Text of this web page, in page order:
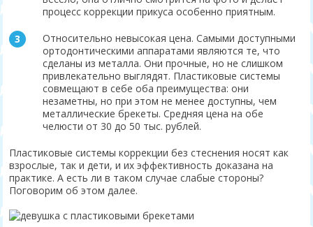
процесс коррекции прикуса особенно приятным.
Относительно невысокая цена. Самыми доступными
ортодонтическими аппаратами являются те, что
сделаны из металла. Они прочные, но не слишком
привлекательно выглядят. Пластиковые системы
совмещают в себе оба преимущества: они
незаметны, но при этом не менее доступны, чем
металлические брекеты. Средняя цена на обе
челюсти от 30 до 50 тыс. рублей.
Пластиковые системы коррекции без стеснения носят как
взрослые, так и дети, и их эффективность доказана на
практике. А есть ли в таком случае слабые стороны?
Поговорим об этом далее.